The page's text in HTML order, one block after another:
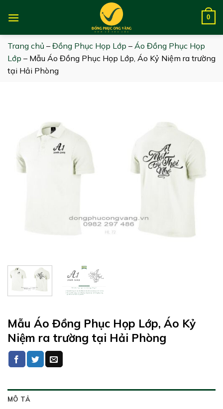
0
Trang chủ – Đồng Phục Họp Lớp – Áo Đồng Phục Họp
Lớp – Mẫu Áo Đồng Phục Họp Lớp, Áo Kỷ Niệm ra trường
tại Hải Phòng
Mẫu Áo Đồng Phục Họp Lớp, Áo Kỷ
Niệm ra trường tại Hải Phòng
MÔ TẢ